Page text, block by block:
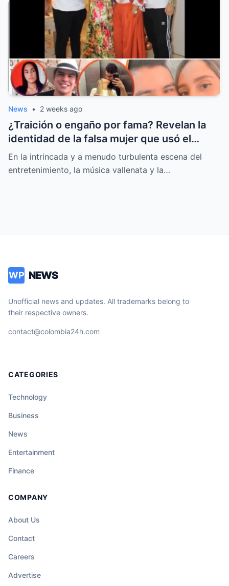
News • 2 weeks ago
¿Traición o engaño por fama? Revelan la
identidad de la falsa mujer que usó el
nombre de Moisés Díaz
En la intrincada y a menudo turbulenta escena del
entretenimiento, la música vallenata y la…
WP NEWS
Unofficial news and updates. All trademarks belong to
their respective owners.
contact@colombia24h.com
CATEGORIES
Technology
Business
News
Entertainment
Finance
COMPANY
About Us
Contact
Careers
Advertise